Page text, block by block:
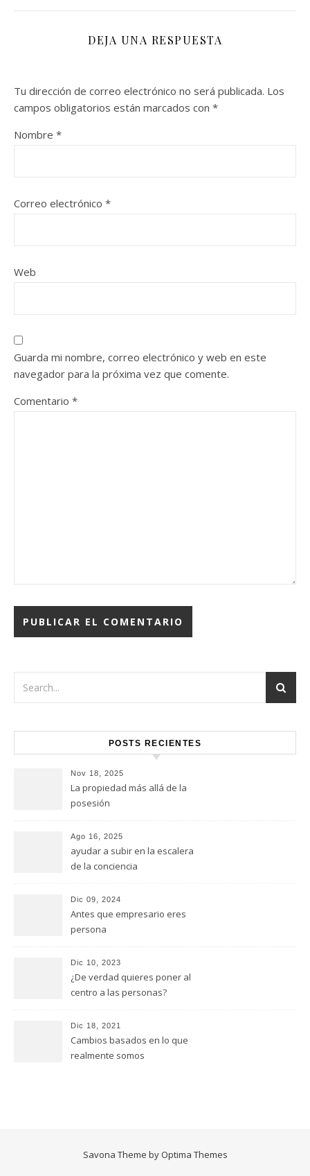
DEJA UNA RESPUESTA
Tu dirección de correo electrónico no será publicada. Los
campos obligatorios están marcados con *
Nombre *
Correo electrónico *
Web
Guarda mi nombre, correo electrónico y web en este
navegador para la próxima vez que comente.
Comentario *
POSTS RECIENTES
Nov 18, 2025
La propiedad más allá de la
posesión
Ago 16, 2025
ayudar a subir en la escalera
de la conciencia
Dic 09, 2024
Antes que empresario eres
persona
Dic 10, 2023
¿De verdad quieres poner al
centro a las personas?
Dic 18, 2021
Cambios basados en lo que
realmente somos
Savona Theme by Optima Themes